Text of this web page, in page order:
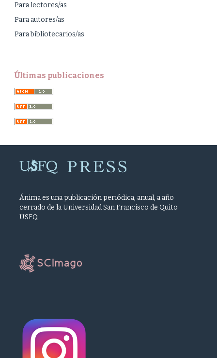
Para lectores/as
Para autores/as
Para bibliotecarios/as
Últimas publicaciones
Ánima es una publicación periódica, anual, a año
cerrado de la Universidad San Francisco de Quito
USFQ.